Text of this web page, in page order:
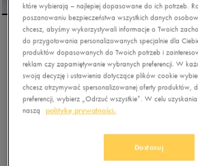
S.NOW JOB SIZEER T SHIRT
“WHO MADE WHO”-
BLACK
0.0 ( )
(cena bezpośrednio przed promocją)
które wybierają – najlepiej dopasowane do ich potrzeb.
poszanowaniu bezpieczeństwa wszystkich danych
chcesz, abyśmy wykorzystywali informacje o Twoich
do przygotowania personalizowanych specjalnie dla
produktów dopasowanych do Twoich potrzeb i
reklam czy zapamiętywanie wybranych preferencji. W
swoją decyzję i ustawienia dotyczące plików cookie
chcesz otrzymywać spersonalizowanej oferty produktów,
preferencji, wybierz „Odrzuć wszystkie”. W celu
naszą
politykę prywatności.
Dostosuj